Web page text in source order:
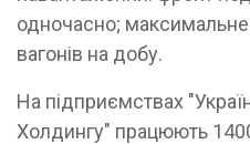
одночасно;
вагонів на добу.
На підприємствах
Холдингу" працюють 1400